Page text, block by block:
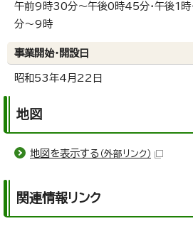
午前9時30分～午後0時45分・午後1
分～9時
事業開始・開設日
昭和53年4月22日
地図
地図を表示する （外部リンク）
関連情報リンク